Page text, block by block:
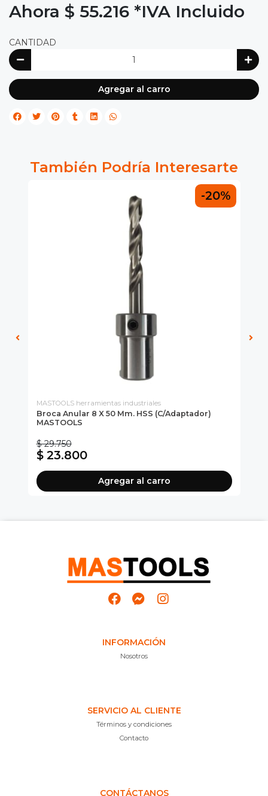
Ahora $ 55.216 *IVA Incluido
CANTIDAD
Agregar al carro
También Podría Interesarte
-20%
MASTOOLS herramientas industriales
Broca Anular 8 X 50 Mm. HSS (c/adaptador)
MASTOOLS
$ 29.750
$ 23.800
Agregar al carro
INFORMACIÓN
Nosotros
SERVICIO AL CLIENTE
Términos y condiciones
Contacto
CONTÁCTANOS